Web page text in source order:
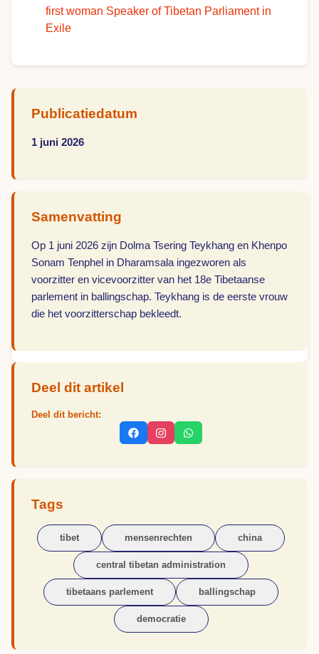
first woman Speaker of Tibetan Parliament in
Exile
Publicatiedatum
1 juni 2026
Samenvatting
Op 1 juni 2026 zijn Dolma Tsering Teykhang en Khenpo
Sonam Tenphel in Dharamsala ingezworen als
voorzitter en vicevoorzitter van het 18e Tibetaanse
parlement in ballingschap. Teykhang is de eerste vrouw
die het voorzitterschap bekleedt.
Deel dit artikel
Deel dit bericht:
Tags
tibet mensenrechten china
central tibetan administration
tibetaans parlement ballingschap
democratie